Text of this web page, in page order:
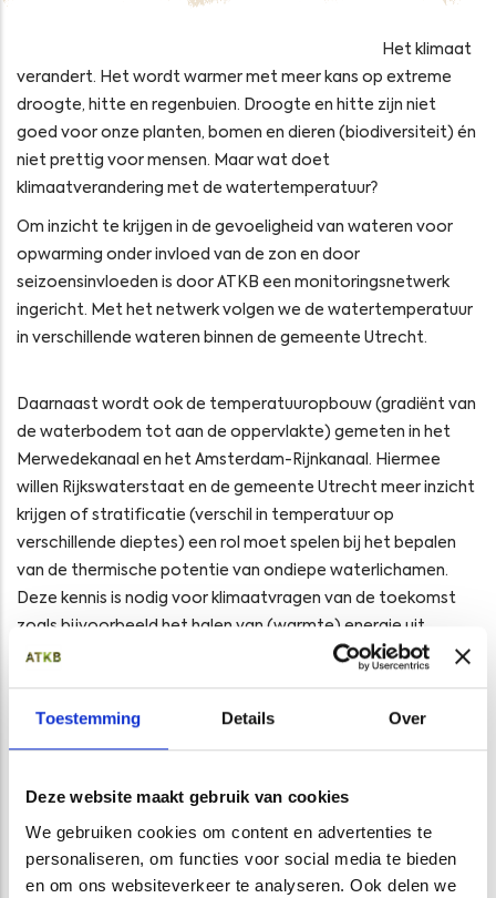
Toestemming Details Over
Deze website maakt gebruik van cookies
We gebruiken cookies om content en advertenties te
personaliseren, om functies voor social media te bieden
en om ons websiteverkeer te analyseren. Ook delen we
Het klimaat
verandert. Het wordt warmer met meer kans op extreme
droogte, hitte en regenbuien. Droogte en hitte zijn niet
goed voor onze planten, bomen en dieren (biodiversiteit) én
niet prettig voor mensen. Maar wat doet
klimaatverandering met de watertemperatuur?
Om inzicht te krijgen in de gevoeligheid van wateren voor
opwarming onder invloed van de zon en door
seizoensinvloeden is door ATKB een monitoringsnetwerk
ingericht. Met het netwerk volgen we de watertemperatuur
in verschillende wateren binnen de gemeente Utrecht.
Daarnaast wordt ook de temperatuuropbouw (gradiënt van
de waterbodem tot aan de oppervlakte) gemeten in het
Merwedekanaal en het Amsterdam-Rijnkanaal. Hiermee
willen Rijkswaterstaat en de gemeente Utrecht meer inzicht
krijgen of stratificatie (verschil in temperatuur op
verschillende dieptes) een rol moet spelen bij het bepalen
van de thermische potentie van ondiepe waterlichamen.
Deze kennis is nodig voor klimaatvragen van de toekomst
zoals bijvoorbeeld het halen van (warmte) energie uit
oppervlaktewater (TEO).
ATKB heeft het monitoringsnetwerk ingericht voor de
gemeente Utrecht Hoogheemraadschap Stichtse Rijnlanden
enRijkswaterstaat Midden-Nederland. Voor het inrichten van
de gemeente Utrecht hergebruikt. Voor het hergebruik zijn
de loggers door ATKB gecontroleerd en gekalibreerd.
Inmiddels meten we de watertemperatuur al een jaar lang en
blijft het meetnet nog ten minste de komende twee jaar